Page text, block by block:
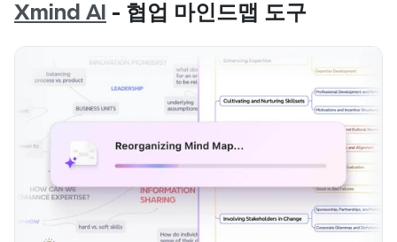
Xmind AI - 협업 마인드맵 도구